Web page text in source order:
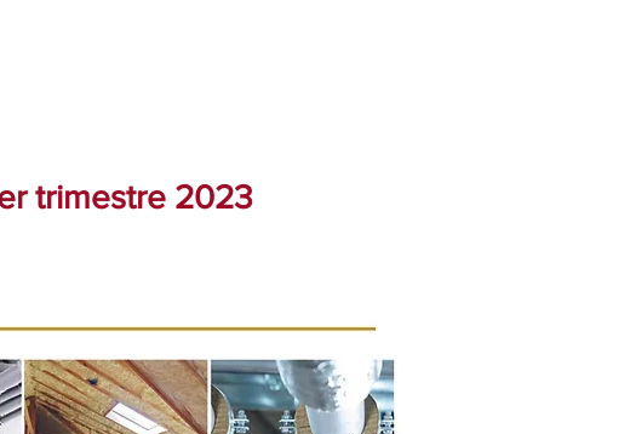
trimestre 2023